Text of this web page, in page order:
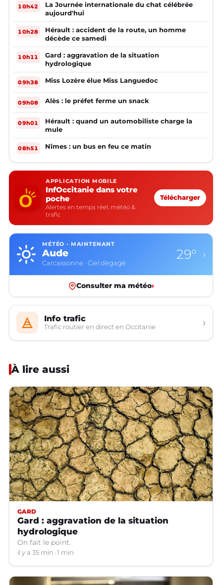
10h42
La Journée internationale du chat célébrée
aujourd'hui
10h28
Hérault : accident de la route, un homme
décède ce samedi
10h11
Gard : aggravation de la situation
hydrologique
09h38 Miss Lozère élue Miss Languedoc
09h08 Alès : le préfet ferme un snack
09h01
Hérault : quand un automobiliste charge la
mule
08h51 Nîmes : un bus en feu ce matin
APPLICATION MOBILE
InfOccitanie dans votre
poche
Alertes en temps réel, météo &
trafic
Télécharger
MÉTÉO · MAINTENANT
Aude
Carcassonne · Ciel dégagé
29° ›
Consulter ma météo›
Info trafic
Trafic routier en direct en Occitanie ›
À lire aussi
GARD
Gard : aggravation de la situation
hydrologique
On fait le point.
il y a 35 min 1 min